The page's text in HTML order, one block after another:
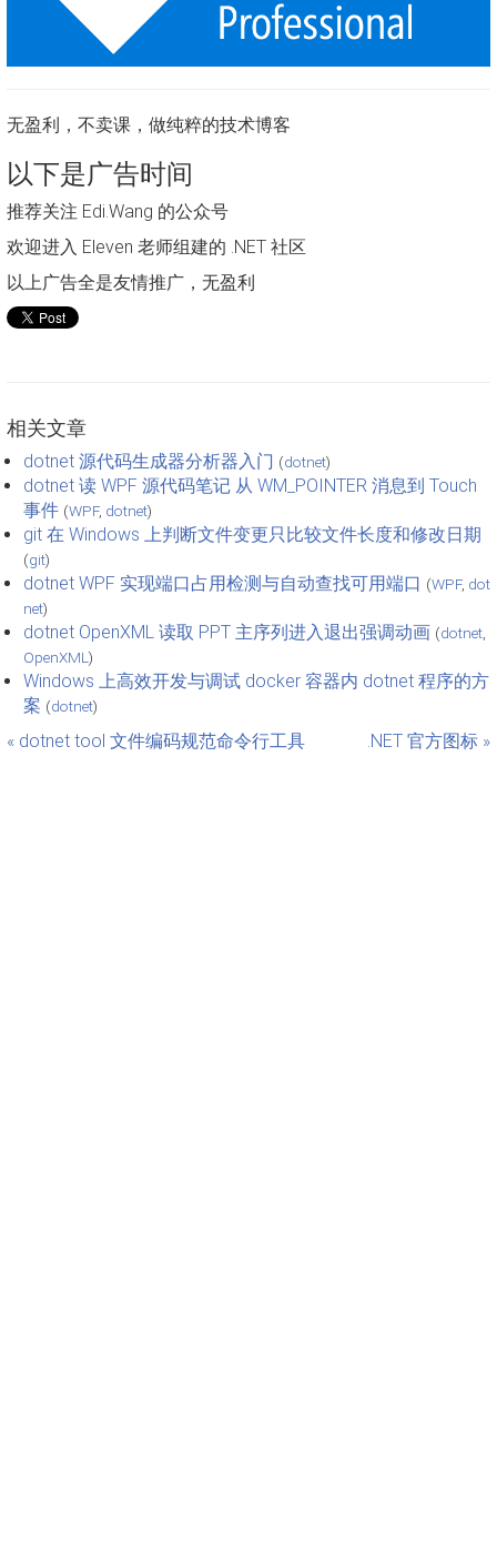
无盈利，不卖课，做纯粹的技术博客
以下是广告时间
推荐关注 Edi.Wang 的公众号
欢迎进入 Eleven 老师组建的 .NET 社区
以上广告全是友情推广，无盈利
相关文章
dotnet 源代码生成器分析器入门 (dotnet)
dotnet 读 WPF 源代码笔记 从 WM_POINTER 消息到 Touch
事件 (WPF, dotnet)
git 在 Windows 上判断文件变更只比较文件长度和修改日期
(git)
dotnet WPF 实现端口占用检测与自动查找可用端口 (WPF, dot
net)
dotnet OpenXML 读取 PPT 主序列进入退出强调动画 (dotnet
OpenXML )
Windows 上高效开发与调试 docker 容器内 dotnet 程序的方
案 (dotnet)
« dotnet tool 文件编码规范命令行工具 .NET 官方图标 »